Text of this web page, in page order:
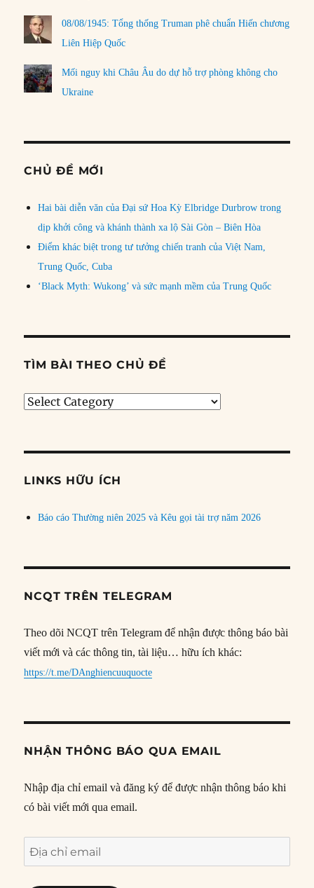
08/08/1945: Tổng thống Truman phê chuẩn Hiến chương
Liên Hiệp Quốc
Mối nguy khi Châu Âu do dự hỗ trợ phòng không cho
Ukraine
CHỦ ĐỀ MỚI
Hai bài diễn văn của Đại sứ Hoa Kỳ Elbridge Durbrow trong
dịp khởi công và khánh thành xa lộ Sài Gòn – Biên Hòa
Điểm khác biệt trong tư tưởng chiến tranh của Việt Nam,
Trung Quốc, Cuba
‘Black Myth: Wukong’ và sức mạnh mềm của Trung Quốc
TÌM BÀI THEO CHỦ ĐỀ
Tìm
đề
LINKS HỮU ÍCH
Báo cáo Thường niên 2025 và Kêu gọi tài trợ năm 2026
NCQT TRÊN TELEGRAM
Theo dõi NCQT trên Telegram để nhận được thông báo bài
viết mới và các thông tin, tài liệu… hữu ích khác:
https://t.me/DAnghiencuuquocte
NHẬN THÔNG BÁO QUA EMAIL
Nhập địa chỉ email và đăng ký để được nhận thông báo khi
có bài viết mới qua email.
Địa
chỉ
email